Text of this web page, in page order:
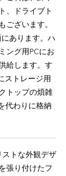
、ドライブト
ざいます。
あります。ハ
ング用PCにお
給します。す
ストレージ用
トップの煩雑
代わりに格納
トな外観デザ
張り付けたフ